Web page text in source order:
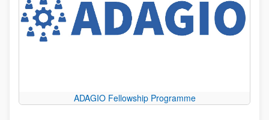
ADAGIO Fellowship Programme